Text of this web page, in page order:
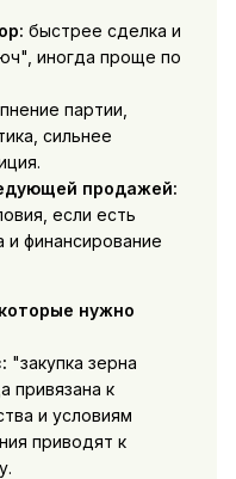
быстрее сделка и
иногда проще по
партии,
сильнее
продажей:
если есть
и финансирование
нужно
"закупка зерна
привязана к
и условиям
приводят к